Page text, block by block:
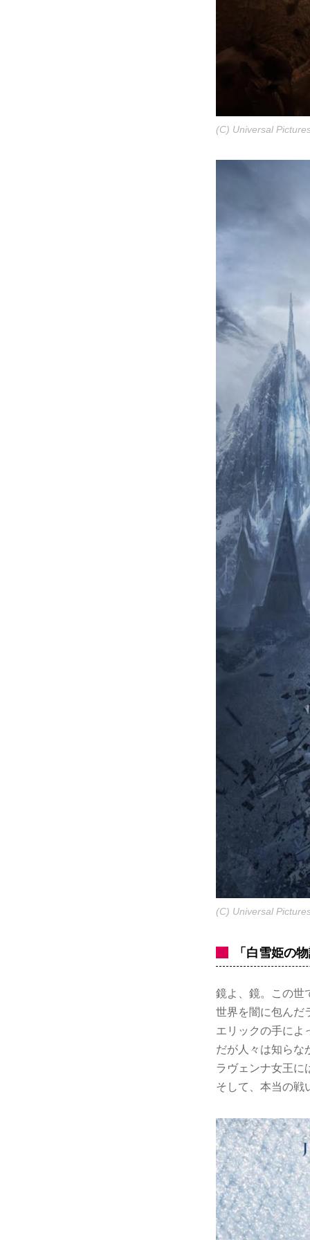
(C) Universal
(C) Universal
「白雪姫の
鏡よ、鏡。この世
世界を闇に包んだ
エリックの手に
だが人々は知らな
ラヴェンナ女王に
そして、本当の